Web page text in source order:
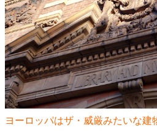
ヨーロッパはザ・威厳みたいな建